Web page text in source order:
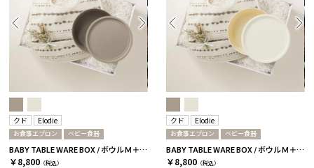
クド Elodie
お食事エプロン ベビー食器
BABY TABLE WARE BOX / ボウルＭ＋お食事エプロン / 茶大色
￥8,800 （税込）
クド Elodie
お食事エプロン ベビー食器
BABY TABLE WARE BOX / ボウルＭ＋お食事エプロン / 白無垢
￥8,800 （税込）